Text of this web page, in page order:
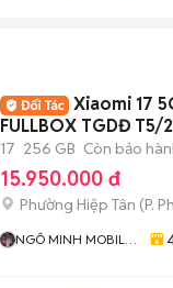
Xiaomi 17
FULLBOX TGDĐ T5/
17 256 GB Còn bảo
15.950.000 đ
Phường Hiệp Tân (P.
NGÔ MINH MOBILE